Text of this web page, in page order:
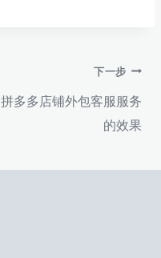
下一步
拼多多店铺外包客服服务
的效果